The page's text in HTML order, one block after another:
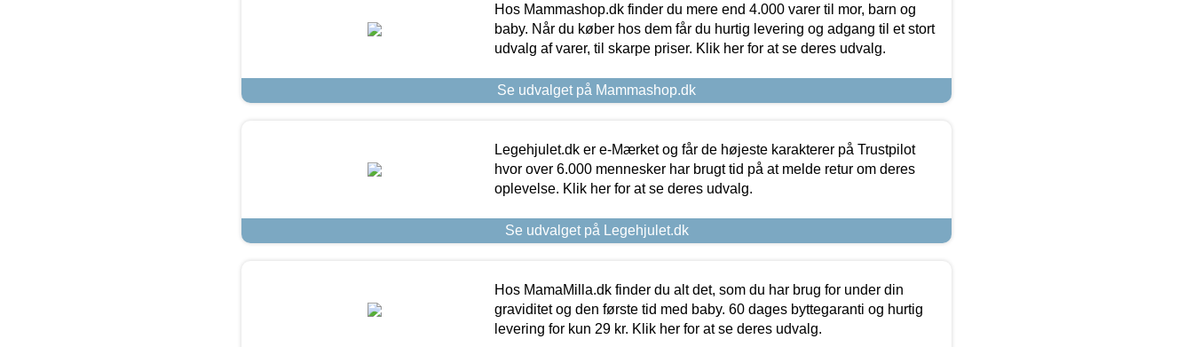
Hos Mammashop.dk finder du mere end 4.000 varer til mor, barn og
baby. Når du køber hos dem får du hurtig levering og adgang til et stort
udvalg af varer, til skarpe priser. Klik her for at se deres udvalg.
Se udvalget på Mammashop.dk
Legehjulet.dk er e-Mærket og får de højeste karakterer på Trustpilot
hvor over 6.000 mennesker har brugt tid på at melde retur om deres
oplevelse. Klik her for at se deres udvalg.
Se udvalget på Legehjulet.dk
Hos MamaMilla.dk finder du alt det, som du har brug for under din
graviditet og den første tid med baby. 60 dages byttegaranti og hurtig
levering for kun 29 kr. Klik her for at se deres udvalg.